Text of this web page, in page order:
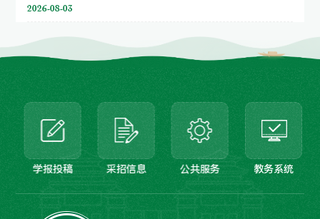
2026-08-03
学报投稿 采招信息 公共服务 教务系统